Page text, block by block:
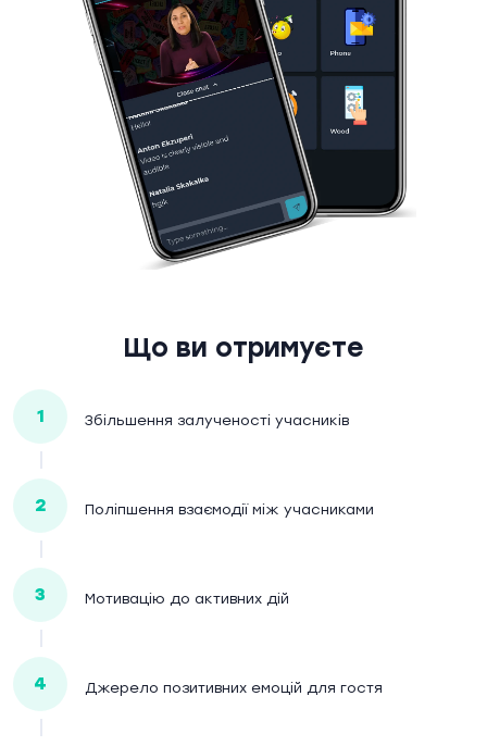
Що ви отримуєте
1 Збільшення залученості учасників
2 Поліпшення взаємодії між учасниками
3 Мотивацію до активних дій
4 Джерело позитивних емоцій для гостя